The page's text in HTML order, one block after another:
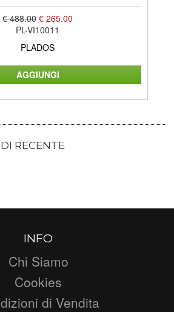
€ 488.00 € 265.00
PL-VI10011
PLADOS
RECENTE
INFO
Chi Siamo
Cookies
di Vendita